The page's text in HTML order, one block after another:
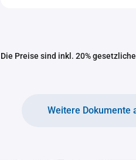
Die Preise sind inkl. 20%
Weitere Dokumente